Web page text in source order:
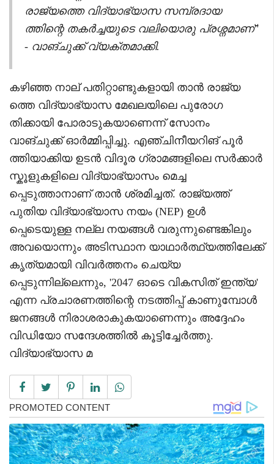
രാജ്യത്തെ വിദ്യാഭ്യാസ സമ്പ്രദായ
ത്തിന്റെ തകർച്ചയുടെ വലിയൊരു പ്രശ്നമാണ്"
- വാങ്ചുക്ക് വ്യക്തമാക്കി.
കഴിഞ്ഞ നാല് പതിറ്റാണ്ടുകളായി താൻ രാജ്യ
ത്തെ വിദ്യാഭ്യാസ മേഖലയിലെ പുരോഗ
തിക്കായി പോരാടുകയാണെന്ന് സോനം
വാങ്ചുക്ക് ഓർമ്മിപ്പിച്ചു. എഞ്ചിനീയറിങ് പൂർ
ത്തിയാക്കിയ ഉടൻ വിദൂര ഗ്രാമങ്ങളിലെ സർക്കാർ
സ്കൂളുകളിലെ വിദ്യാഭ്യാസം മെച്ച
പ്പെടുത്താനാണ് താൻ ശ്രമിച്ചത്. രാജ്യത്ത്
പുതിയ വിദ്യാഭ്യാസ നയം (NEP) ഉൾ
പ്പെടെയുള്ള നല്ല നയങ്ങൾ വരുന്നുണ്ടെങ്കിലും
അവയൊന്നും അടിസ്ഥാന യാഥാർത്ഥ്യത്തിലേക്ക്
കൃത്യമായി വിവർത്തനം ചെയ്യ
പ്പെടുന്നില്ലെന്നും, '2047 ഓടെ വികസിത് ഇന്ത്യ'
എന്ന പ്രചാരണത്തിന്റെ നടത്തിപ്പ് കാണുമ്പോൾ
ജനങ്ങൾ നിരാശരാകുകയാണെന്നും അദ്ദേഹം
വിഡിയോ സന്ദേശത്തിൽ കൂട്ടിച്ചേർത്തു.
വിദ്യാഭ്യാസ മ